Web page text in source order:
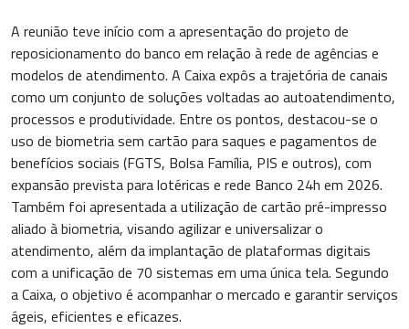
A reunião teve início com a apresentação do projeto de
reposicionamento do banco em relação à rede de agências e
modelos de atendimento. A Caixa expôs a trajetória de canais
como um conjunto de soluções voltadas ao autoatendimento,
processos e produtividade. Entre os pontos, destacou-se o
uso de biometria sem cartão para saques e pagamentos de
benefícios sociais (FGTS, Bolsa Família, PIS e outros), com
expansão prevista para lotéricas e rede Banco 24h em 2026.
Também foi apresentada a utilização de cartão pré-impresso
aliado à biometria, visando agilizar e universalizar o
atendimento, além da implantação de plataformas digitais
com a unificação de 70 sistemas em uma única tela. Segundo
a Caixa, o objetivo é acompanhar o mercado e garantir serviços
ágeis, eficientes e eficazes.